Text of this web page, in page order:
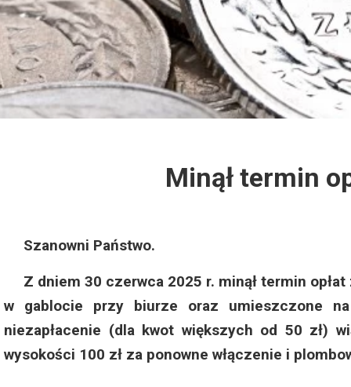
Dzień Działkowca 2012
Protest w Warszawie 2013
Protest w Bydgoszczy 2013
Dzień Działkowca 2014
Dzień Działkowca 2022
Dzień Działkowca 2023
Minął termin
Szanowni Państwo.
Z dniem 30 czerwca 2025 r. minął termin opłat
w gablocie przy biurze oraz umieszczone
niezapłacenie (dla kwot większych od 50 zł)
wysokości 100 zł za ponowne włączenie i